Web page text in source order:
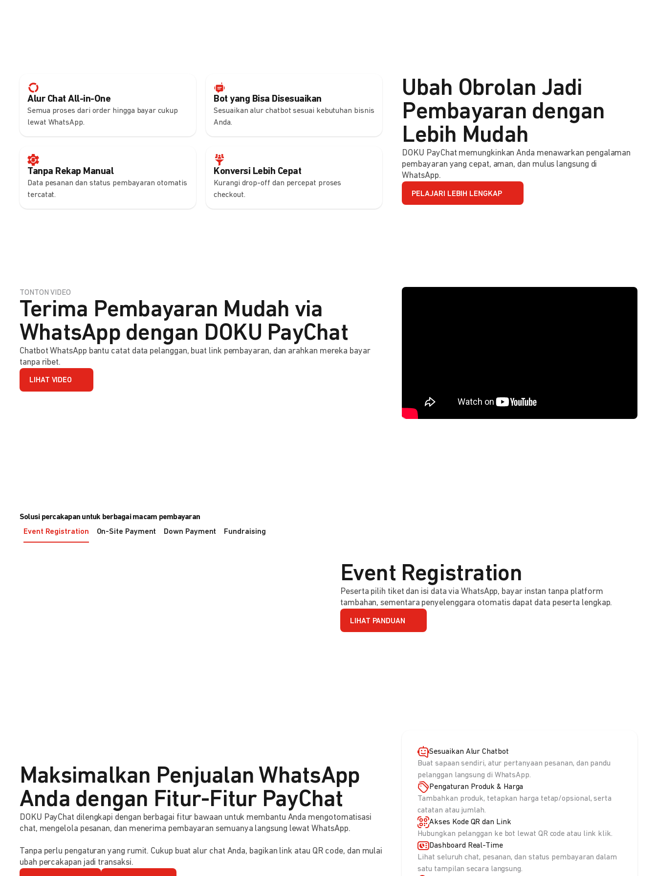
Alur Chat All-in-One
Semua proses dari order hingga bayar cukup
lewat WhatsApp.
Bot yang Bisa Disesuaikan
Sesuaikan alur chatbot sesuai kebutuhan bisnis
Anda.
Tanpa Rekap Manual
Data pesanan dan status pembayaran otomatis
tercatat.
Konversi Lebih Cepat
Kurangi drop-off dan percepat proses
checkout.
Ubah Obrolan Jadi
Pembayaran dengan
Lebih Mudah
DOKU PayChat memungkinkan Anda menawarkan pengalaman
pembayaran yang cepat, aman, dan mulus langsung di
WhatsApp.
PELAJARI LEBIH LENGKAP
TONTON VIDEO
Terima Pembayaran Mudah via
WhatsApp dengan DOKU PayChat
Chatbot WhatsApp bantu catat data pelanggan, buat link pembayaran, dan arahkan mereka bayar
tanpa ribet.
LIHAT VIDEO
Solusi percakapan untuk berbagai macam pembayaran
Event Registration
On-Site Payment Down Payment Fundraising
Event Registration
Peserta pilih tiket dan isi data via WhatsApp, bayar instan tanpa platform
tambahan, sementara penyelenggara otomatis dapat data peserta lengkap.
LIHAT PANDUAN
Maksimalkan Penjualan WhatsApp
Anda dengan Fitur-Fitur PayChat
DOKU PayChat dilengkapi dengan berbagai fitur bawaan untuk membantu Anda mengotomatisasi
chat, mengelola pesanan, dan menerima pembayaran semuanya langsung lewat WhatsApp.
Tanpa perlu pengaturan yang rumit. Cukup buat alur chat Anda, bagikan link atau QR code, dan mulai
ubah percakapan jadi transaksi.
Sesuaikan Alur Chatbot
Buat sapaan sendiri, atur pertanyaan pesanan, dan pandu
pelanggan langsung di WhatsApp.
Pengaturan Produk & Harga
Tambahkan produk, tetapkan harga tetap/opsional, serta
catatan atau jumlah.
Akses Kode QR dan Link
Hubungkan pelanggan ke bot lewat QR code atau link klik.
Dashboard Real-Time
Lihat seluruh chat, pesanan, dan status pembayaran dalam
satu tampilan secara langsung.